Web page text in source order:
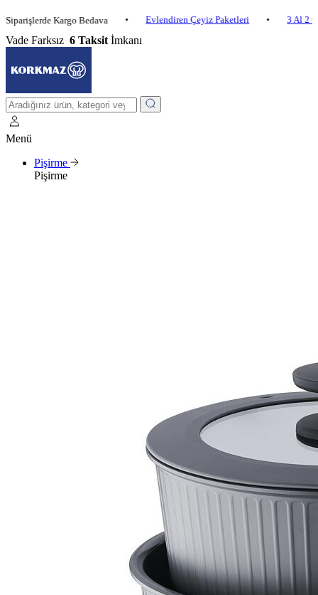
Kargo Bedava • Evlendiren Çeyiz Paketleri • 3 Al 2 Öde
Vade Farksız 6 Taksit İmkanı
Menü
Pişirme
Pişirme